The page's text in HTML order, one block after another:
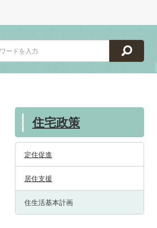
住宅政策
定住促進
居住支援
住生活基本計画